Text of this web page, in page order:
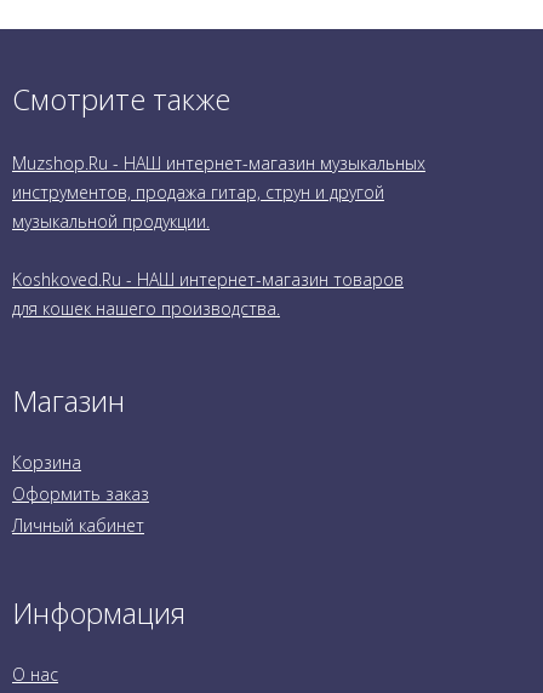
Смотрите также
Muzshop.Ru - НАШ интернет-магазин музыкальных
инструментов, продажа гитар, струн и другой
музыкальной продукции.
Koshkoved.Ru - НАШ интернет-магазин товаров
для кошек нашего производства.
Магазин
Корзина
Оформить заказ
Личный кабинет
Информация
О нас